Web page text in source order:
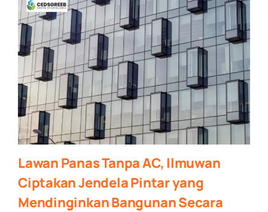
Lawan Panas Tanpa AC, Ilmuwan
Ciptakan Jendela Pintar yang
Mendinginkan Bangunan Secara